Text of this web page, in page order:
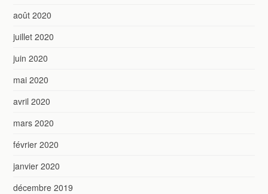
août 2020
juillet 2020
juin 2020
mai 2020
avril 2020
mars 2020
février 2020
janvier 2020
décembre 2019